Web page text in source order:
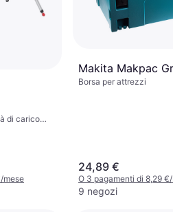
di carico
mese
Makita Makpac
Borsa per attrezzi
24,89 €
O 3 pagamenti di 8,29
9 negozi